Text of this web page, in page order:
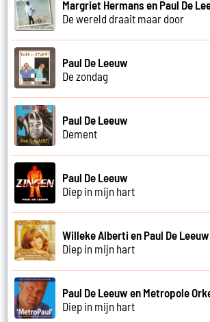
Margriet Hermans en Paul De
De wereld draait maar door
Paul De Leeuw
De zondag
Paul De Leeuw
Dement
Paul De Leeuw
Diep in mijn hart
Willeke Alberti en Paul De Leeuw
Diep in mijn hart
Paul De Leeuw en Metropole
Diep in mijn hart